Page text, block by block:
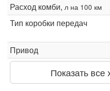
Расход комби, л на 100 км
Тип коробки передач
Привод
Показать все